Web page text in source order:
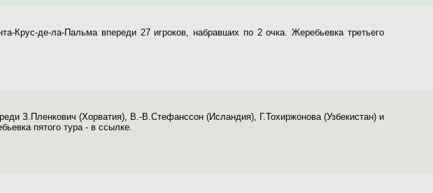
Крус-де-ла-Пальма впереди 27 игроков, набравших по 2 очка. Жеребьевка третьего
З.Пленкович (Хорватия), В.-В.Стефанссон (Исландия), Г.Тохиржонова (Узбекистан) и
пятого тура - в ссылке.